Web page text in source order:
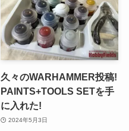
久々のWARHAMMER投稿!
PAINTS+TOOLS SETを手
に入れた!
2024年5月3日